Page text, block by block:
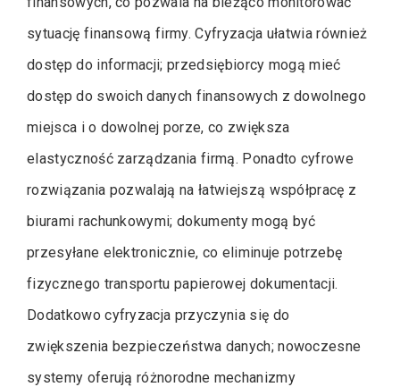
sytuację finansową firmy. Cyfryzacja ułatwia również
dostęp do informacji; przedsiębiorcy mogą mieć
dostęp do swoich danych finansowych z dowolnego
miejsca i o dowolnej porze, co zwiększa
elastyczność zarządzania firmą. Ponadto cyfrowe
rozwiązania pozwalają na łatwiejszą współpracę z
biurami rachunkowymi; dokumenty mogą być
przesyłane elektronicznie, co eliminuje potrzebę
fizycznego transportu papierowej dokumentacji.
Dodatkowo cyfryzacja przyczynia się do
zwiększenia bezpieczeństwa danych; nowoczesne
systemy oferują różnorodne mechanizmy